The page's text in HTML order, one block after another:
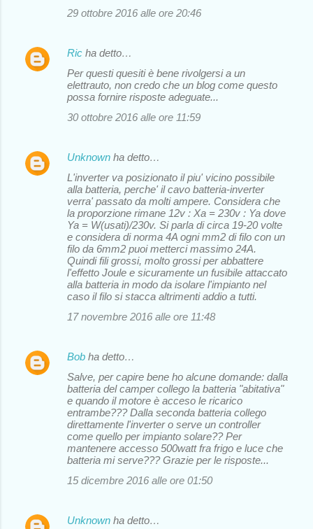
29 ottobre 2016 alle ore 20:46
Ric ha detto…
Per questi quesiti è bene rivolgersi a un
elettrauto, non credo che un blog come questo
possa fornire risposte adeguate...
30 ottobre 2016 alle ore 11:59
Unknown ha detto…
L'inverter va posizionato il piu' vicino possibile
alla batteria, perche' il cavo batteria-inverter
verra' passato da molti ampere. Considera che
la proporzione rimane 12v : Xa = 230v : Ya dove
Ya = W(usati)/230v. Si parla di circa 19-20 volte
e considera di norma 4A ogni mm2 di filo con un
filo da 6mm2 puoi metterci massimo 24A.
Quindi fili grossi, molto grossi per abbattere
l'effetto Joule e sicuramente un fusibile attaccato
alla batteria in modo da isolare l'impianto nel
caso il filo si stacca altrimenti addio a tutti.
17 novembre 2016 alle ore 11:48
Bob ha detto…
Salve, per capire bene ho alcune domande: dalla
batteria del camper collego la batteria "abitativa"
e quando il motore è acceso le ricarico
entrambe??? Dalla seconda batteria collego
direttamente l'inverter o serve un controller
come quello per impianto solare?? Per
mantenere accesso 500watt fra frigo e luce che
batteria mi serve??? Grazie per le risposte...
15 dicembre 2016 alle ore 01:50
Unknown ha detto…